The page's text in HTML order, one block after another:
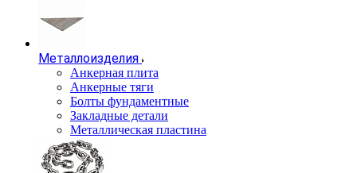
Металлоизделия
Анкерная плита
Анкерные тяги
Болты фундаментные
Закладные детали
Металлическая пластина